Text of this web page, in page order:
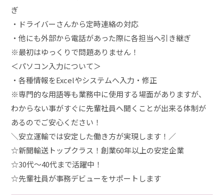
ぎ
・ドライバーさんから定時連絡の対応
・他にも外部から電話があった際に各担当へ引き継ぎ
※最初はゆっくりで問題ありません！
＜パソコン入力について＞
・各種情報をExcelやシステムへ入力・修正
※専門的な用語等も業務中に使用する場面がありますが、
わからない事がすぐに先輩社員へ聞くことが出来る体制が
あるのでご安心ください！
＼安立運輸では安定した働き方が実現します！／
☆新聞輸送トップクラス！創業60年以上の安定企業
☆30代～40代まで活躍中！
☆先輩社員が事務デビューをサポートします